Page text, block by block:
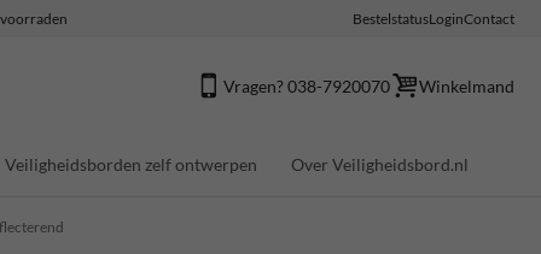
BestelstatusLoginContact
Vragen? 038-7920070 Winkelmand
Veiligheidsborden zelf ontwerpen Over Veiligheidsbord.nl